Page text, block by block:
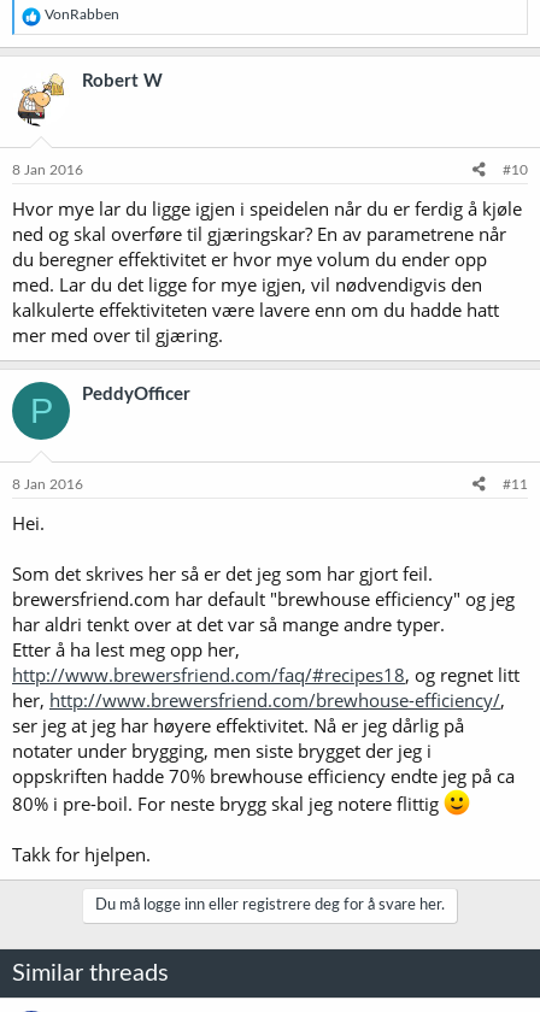
R
e
a
s
j
e
:
VonRabben
Robert W
8 Jan 2016 #10
Hvor mye lar du ligge igjen i speidelen når du er ferdig å kjøle
ned og skal overføre til gjæringskar? En av parametrene når
du beregner effektivitet er hvor mye volum du ender opp
med. Lar du det ligge for mye igjen, vil nødvendigvis den
kalkulerte effektiviteten være lavere enn om du hadde hatt
mer med over til gjæring.
P PeddyOfficer
8 Jan 2016 #11
Hei.
Som det skrives her så er det jeg som har gjort feil.
brewersfriend.com har default "brewhouse efficiency" og jeg
har aldri tenkt over at det var så mange andre typer.
Etter å ha lest meg opp her,
http://www.brewersfriend.com/faq/#recipes18, og regnet litt
her, http://www.brewersfriend.com/brewhouse-efficiency/,
ser jeg at jeg har høyere effektivitet. Nå er jeg dårlig på
notater under brygging, men siste brygget der jeg i
oppskriften hadde 70% brewhouse efficiency endte jeg på ca
80% i pre-boil. For neste brygg skal jeg notere flittig
Takk for hjelpen.
Du må logge inn eller registrere deg for å svare her.
Similar threads